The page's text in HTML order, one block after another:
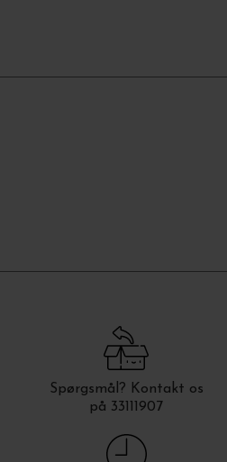
Spørgsmål? Kontakt os
på 33111907